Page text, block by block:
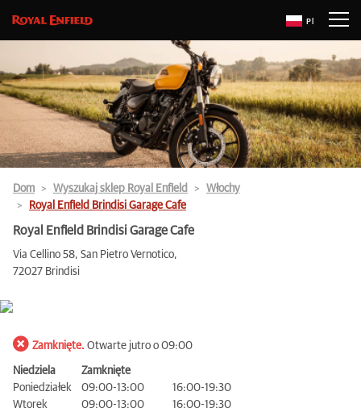
Pl
Dom Wyszukaj sklep Royal Enfield
Włochy
Royal Enfield Brindisi Garage Cafe
Royal Enfield Brindisi Garage Cafe
Via Cellino 58, San Pietro Vernotico,
72027 Brindisi
Zamknięte. Otwarte jutro o 09:00
Niedziela
Zamknięte
Poniedziałek
09:00-13:00
16:00-19:30
Wtorek
09:00-13:00
16:00-19:30